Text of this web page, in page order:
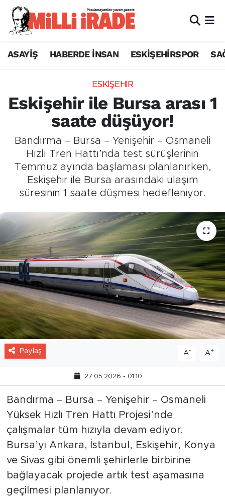
ASAYİŞ HABERDE İNSAN ESKİŞEHİRSPOR
ESKİŞEHİR
Eskişehir ile Bursa arası 1
saate düşüyor!
Bandırma – Bursa – Yenişehir – Osmaneli
Hızlı Tren Hattı’nda test sürüşlerinin
Temmuz ayında başlaması planlanırken,
Eskişehir ile Bursa arasındaki ulaşım
süresinin 1 saate düşmesi hedefleniyor.
Paylaş A- A+
27.05.2026 - 01:10
Bandırma – Bursa – Yenişehir – Osmaneli
Yüksek Hızlı Tren Hattı Projesi’nde
çalışmalar tüm hızıyla devam ediyor.
Bursa’yı Ankara, İstanbul, Eskişehir, Konya
ve Sivas gibi önemli şehirlerle birbirine
bağlayacak projede artık test aşamasına
geçilmesi planlanıyor.